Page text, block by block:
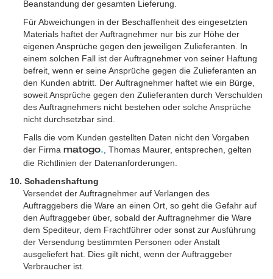
Beanstandung der gesamten Lieferung.
Für Abweichungen in der Beschaffenheit des eingesetzten
Materials haftet der Auftragnehmer nur bis zur Höhe der
eigenen Ansprüche gegen den jeweiligen Zulieferanten. In
einem solchen Fall ist der Auftragnehmer von seiner Haftung
befreit, wenn er seine Ansprüche gegen die Zulieferanten an
den Kunden abtritt. Der Auftragnehmer haftet wie ein Bürge,
soweit Ansprüche gegen den Zulieferanten durch Verschulden
des Auftragnehmers nicht bestehen oder solche Ansprüche
nicht durchsetzbar sind.
Falls die vom Kunden gestellten Daten nicht den Vorgaben
der Firmamatogo., Thomas Maurer, entsprechen, gelten
die Richtlinien der Datenanforderungen.
10. Schadenshaftung
Versendet der Auftragnehmer auf Verlangen des
Auftraggebers die Ware an einen Ort, so geht die Gefahr auf
den Auftraggeber über, sobald der Auftragnehmer die Ware
dem Spediteur, dem Frachtführer oder sonst zur Ausführung
der Versendung bestimmten Personen oder Anstalt
ausgeliefert hat. Dies gilt nicht, wenn der Auftraggeber
Verbraucher ist.